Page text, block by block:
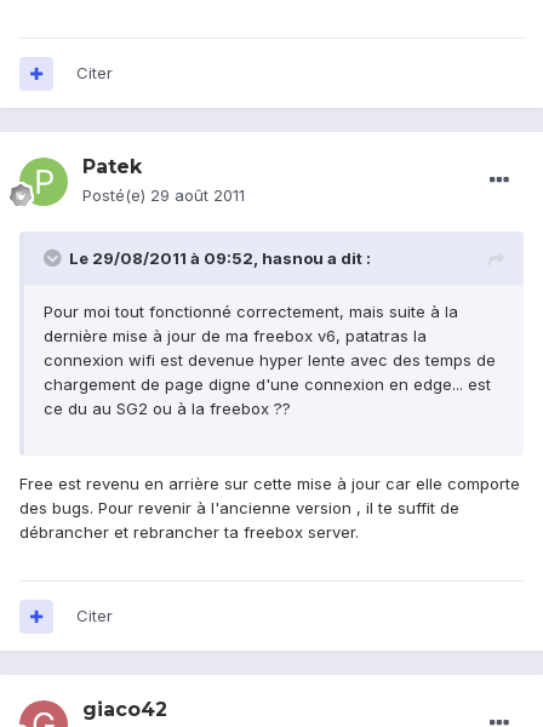
Citer
Patek
Posté(e) 29 août 2011
Le 29/08/2011 à 09:52, hasnou a dit :
Pour moi tout fonctionné correctement, mais suite à la
dernière mise à jour de ma freebox v6, patatras la
connexion wifi est devenue hyper lente avec des temps de
chargement de page digne d'une connexion en edge... est
ce du au SG2 ou à la freebox ??
Free est revenu en arrière sur cette mise à jour car elle comporte
des bugs. Pour revenir à l'ancienne version , il te suffit de
débrancher et rebrancher ta freebox server.
Citer
giaco42